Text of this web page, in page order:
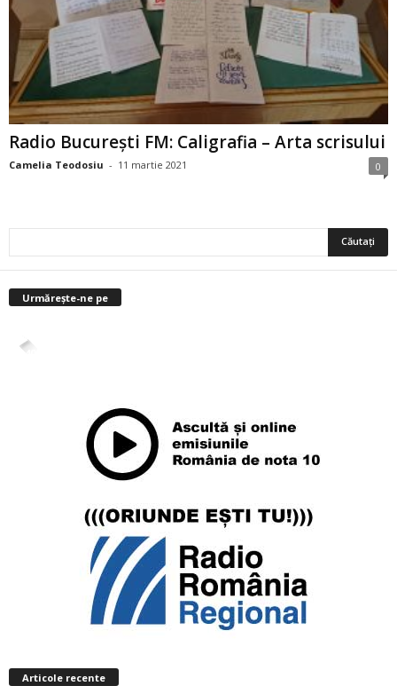
Radio București FM: Caligrafia – Arta scrisului
Camelia Teodosiu - 11 martie 2021 0
Urmărește-ne pe
4,400
Articole recente